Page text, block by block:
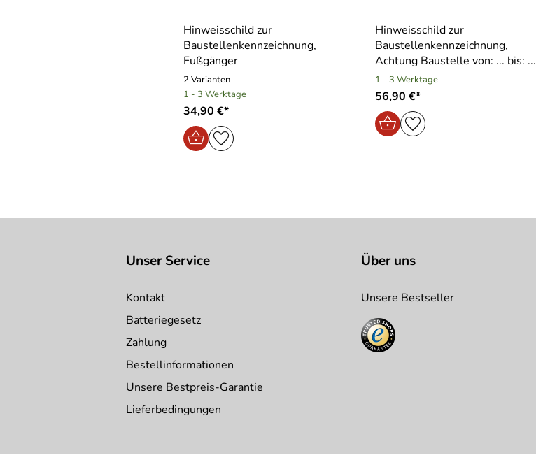
Hinweisschild zur
Baustellenkennzeichnung,
Fußgänger
2 Varianten
1 - 3 Werktage
34,90 €*
Hinweisschild zur
Baustellenkennzeichnung,
Achtung Baustelle von: ... bis: ...
1 - 3 Werktage
56,90 €*
Unser Service
Kontakt
Batteriegesetz
Zahlung
Bestellinformationen
Unsere Bestpreis-Garantie
Lieferbedingungen
Über uns
Unsere Bestseller